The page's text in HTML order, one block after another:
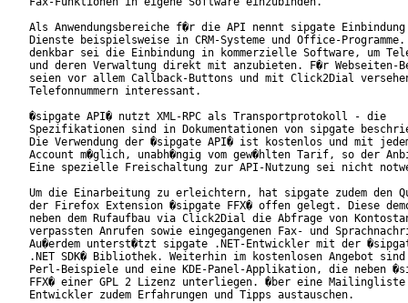
Als Anwendungsbereiche f�r die API nennt sipgate
Dienste beispielsweise in CRM-Systeme und Office-Programme.
denkbar sei die Einbindung in kommerzielle Software, um
und deren Verwaltung direkt mit anzubieten. F�r Webseiten-
seien vor allem Callback-Buttons und mit Click2Dial
Telefonnummern interessant.
�sipgate API� nutzt XML-RPC als Transportprotokoll - die
Spezifikationen sind in Dokumentationen von sipgate
Die Verwendung der �sipgate API� ist kostenlos und mit
Account m�glich, unabh�ngig vom gew�hlten Tarif, so der
Eine spezielle Freischaltung zur API-Nutzung sei nicht
Um die Einarbeitung zu erleichtern, hat sipgate zudem den
der Firefox Extension �sipgate FFX� offen gelegt. Diese
neben dem Rufaufbau via Click2Dial die Abfrage von
verpassten Anrufen sowie eingegangenen Fax- und
Au�erdem unterst�tzt sipgate .NET-Entwickler mit der
.NET SDK� Bibliothek. Weiterhin im kostenlosen Angebot sind
Perl-Beispiele und eine KDE-Panel-Applikation, die neben
FFX� einer GPL 2 Lizenz unterliegen. �ber eine Mailingliste
Entwickler zudem Erfahrungen und Tipps austauschen.